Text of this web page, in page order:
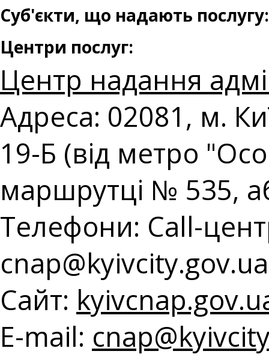
Суб'єкти, що надають послугу:
Центри послуг:
Центр надання
Адреса: 02081, м.
19-Б (від метро
маршрутці № 535,
Телефони: Call-
сnap@kyivcity.gov.ua
Сайт:
E-mail: с